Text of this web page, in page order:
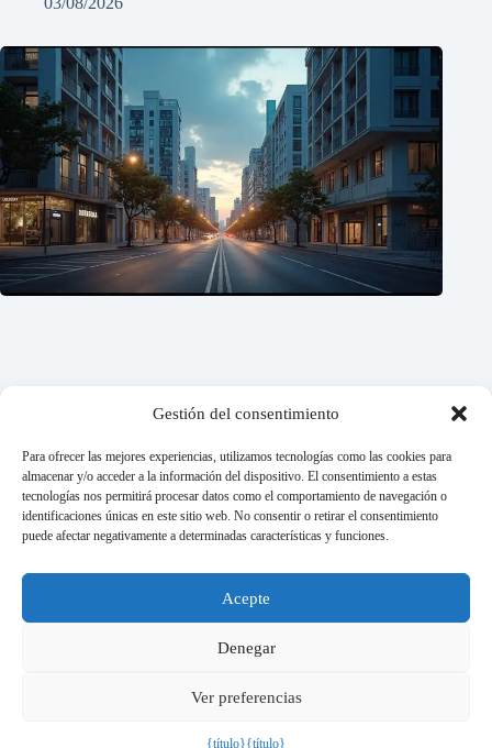
Gestión del consentimiento
Para ofrecer las mejores experiencias, utilizamos tecnologías como las cookies para
almacenar y/o acceder a la información del dispositivo. El consentimiento a estas
tecnologías nos permitirá procesar datos como el comportamiento de navegación o
identificaciones únicas en este sitio web. No consentir o retirar el consentimiento
puede afectar negativamente a determinadas características y funciones.
Acepte
Denegar
Ver preferencias
{título}{título}
Imóveis comerciais x residenciais: quem ganha essa disputa?
27/07/2026
Copyright © 2026 - Tema para WordPress de